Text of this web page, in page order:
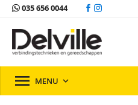
035 656 0044
 MENU 